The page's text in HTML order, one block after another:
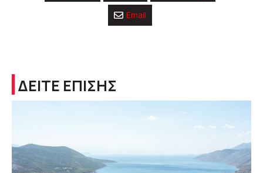
Email
ΔΕΙΤΕ ΕΠΙΣΗΣ